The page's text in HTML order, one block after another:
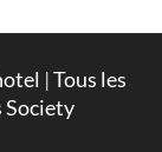
|Tous les
Society